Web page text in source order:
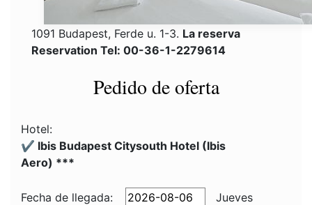
1091 Budapest, Ferde u. 1-3. La reserva
Reservation Tel: 00-36-1-2279614
Pedido de oferta
Hotel:
✔️ Ibis Budapest Citysouth Hotel (Ibis
Aero) ***
Fecha de llegada: Jueves